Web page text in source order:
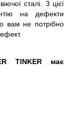
сталі. З цієї
на дефекти
вам не потрібно
TINKER
має